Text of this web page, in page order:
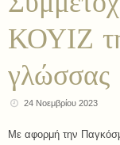
ΚΟΥΙΖ
γλώσσας
24 Νοεμβρίου 2023
Με αφορμή την